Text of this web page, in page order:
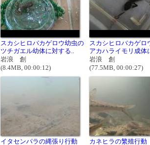
スカシヒロバカゲロウ幼虫の
ツチガエル幼体に対する..
岩浪 創
(8.4MB, 00:00:12)
スカシヒロバカゲロ
アカハライモリ成体
岩浪 創
(77.5MB, 00:00:27)
イタセンパラの縄張り行動 カネヒラの繁殖行動